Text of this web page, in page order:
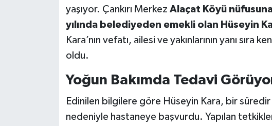
yaşıyor. Çankırı Merkez Alaçat Köyü nüfusuna
yılında belediyeden emekli olan Hüseyin
Kara’nın vefatı, ailesi ve yakınlarının yanı
oldu.
Yoğun Bakımda Tedavi
Edinilen bilgilere göre Hüseyin Kara, bir süredir
nedeniyle hastaneye başvurdu. Yapılan
MAGAZİN